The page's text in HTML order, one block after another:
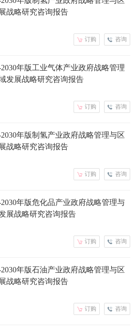
战略研究咨询报告
咨询
订购
2030年版工业气体产业政府战略管理
发展战略研究咨询报告
咨询
订购
2030年版制氢产业政府战略管理与区
战略研究咨询报告
咨询
订购
2030年版危化品产业政府战略管理与
展战略研究咨询报告
咨询
订购
2030年版石油产业政府战略管理与区
战略研究咨询报告
咨询
订购